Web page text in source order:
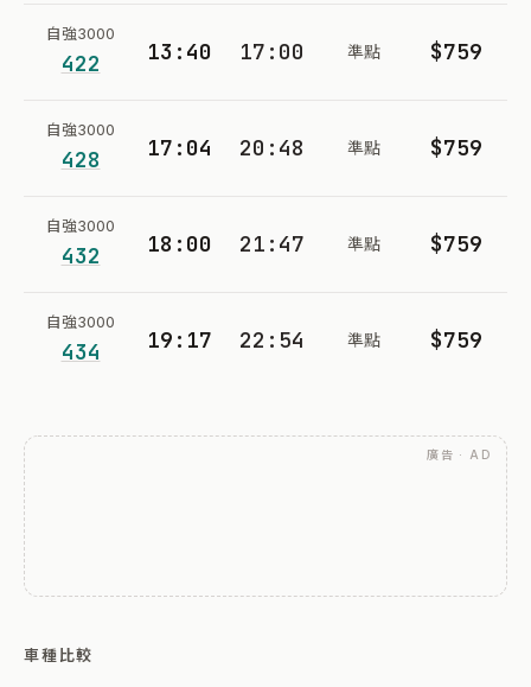
自強3000
422 13:40 17:00 準點 $759
自強3000
428 17:04 20:48 準點 $759
自強3000
432 18:00 21:47 準點 $759
自強3000
434 19:17 22:54 準點 $759
廣告 · AD
車種比較